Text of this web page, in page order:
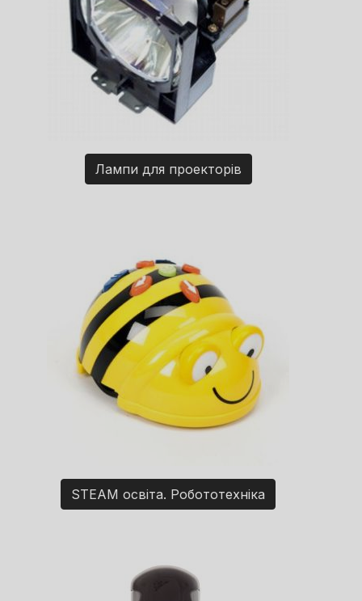
Лампи для проекторів
STEAM освіта. Робототехніка